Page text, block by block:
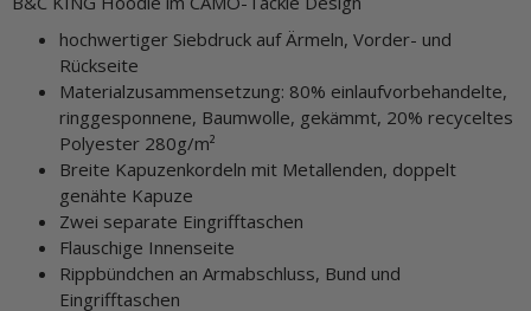
hochwertiger Siebdruck auf Ärmeln, Vorder- und
Rückseite
Materialzusammensetzung: 80% einlaufvorbehandelte,
ringgesponnene, Baumwolle, gekämmt, 20% recyceltes
Polyester 280g/m²
Breite Kapuzenkordeln mit Metallenden, doppelt
genähte Kapuze
Zwei separate Eingrifftaschen
Flauschige Innenseite
Rippbündchen an Armabschluss, Bund und
Eingrifftaschen